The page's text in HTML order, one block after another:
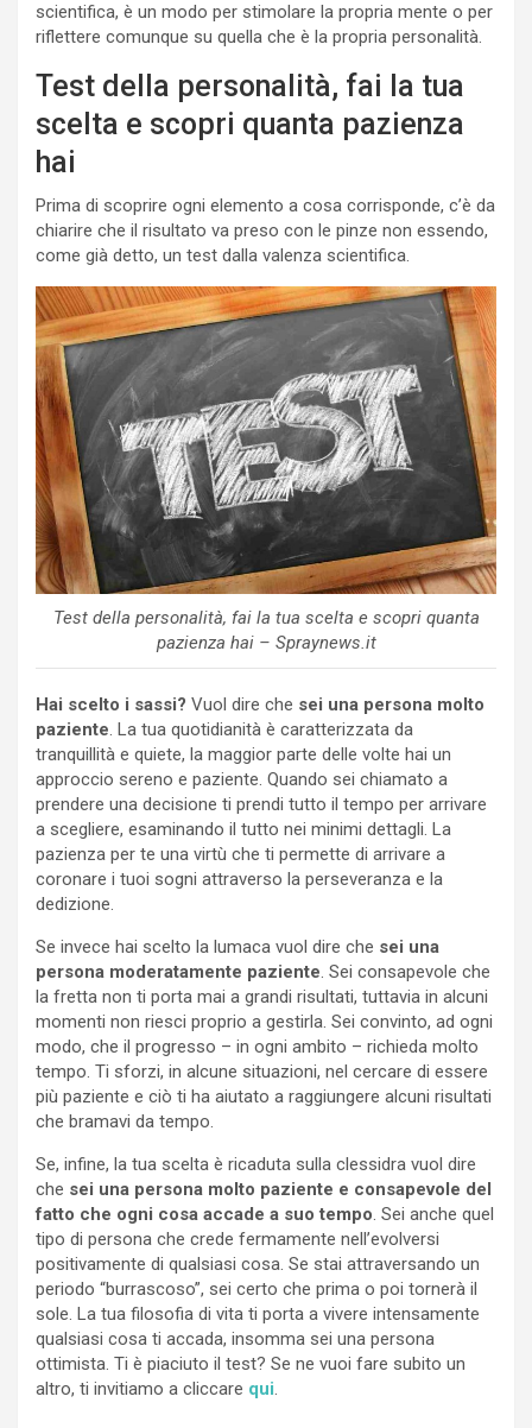
scientifica, è un modo per stimolare la propria mente o per
riflettere comunque su quella che è la propria personalità.
Test della personalità, fai la tua
scelta e scopri quanta pazienza
hai
Prima di scoprire ogni elemento a cosa corrisponde, c’è da
chiarire che il risultato va preso con le pinze non essendo,
come già detto, un test dalla valenza scientifica.
Test della personalità, fai la tua scelta e scopri quanta
pazienza hai – Spraynews.it
Hai scelto i sassi? Vuol dire che sei una persona molto
paziente. La tua quotidianità è caratterizzata da
tranquillità e quiete, la maggior parte delle volte hai un
approccio sereno e paziente. Quando sei chiamato a
prendere una decisione ti prendi tutto il tempo per arrivare
a scegliere, esaminando il tutto nei minimi dettagli. La
pazienza per te una virtù che ti permette di arrivare a
coronare i tuoi sogni attraverso la perseveranza e la
dedizione.
Se invece hai scelto la lumaca vuol dire che sei una
persona moderatamente paziente. Sei consapevole che
la fretta non ti porta mai a grandi risultati, tuttavia in alcuni
momenti non riesci proprio a gestirla. Sei convinto, ad ogni
modo, che il progresso – in ogni ambito – richieda molto
tempo. Ti sforzi, in alcune situazioni, nel cercare di essere
più paziente e ciò ti ha aiutato a raggiungere alcuni risultati
che bramavi da tempo.
Se, infine, la tua scelta è ricaduta sulla clessidra vuol dire
che sei una persona molto paziente e consapevole del
fatto che ogni cosa accade a suo tempo. Sei anche quel
tipo di persona che crede fermamente nell’evolversi
positivamente di qualsiasi cosa. Se stai attraversando un
periodo “burrascoso”, sei certo che prima o poi tornerà il
sole. La tua filosofia di vita ti porta a vivere intensamente
qualsiasi cosa ti accada, insomma sei una persona
ottimista. Ti è piaciuto il test? Se ne vuoi fare subito un
altro, ti invitiamo a cliccare qui.